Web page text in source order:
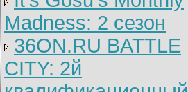
Madness: 2 сезон
36ON.RU BATTLE
CITY: 2й